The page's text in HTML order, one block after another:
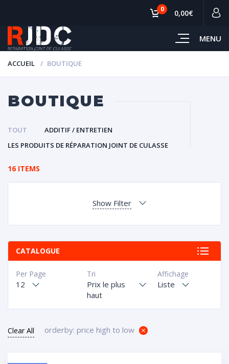
MENU
0 0,00€
ACCUEIL BOUTIQUE
BOUTIQUE
TOUT
ADDITIF / ENTRETIEN
LES PRODUITS DE RÉPARATION JOINT DE CULASSE
16 ITEMS
Show Filter
CATALOGUE
Affichage
Liste
Tri
Prix le plus
haut
Per Page
12
Clear All orderby: price high to low